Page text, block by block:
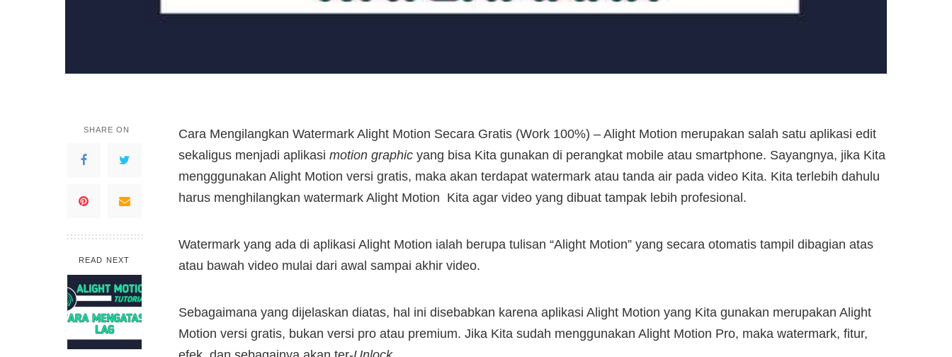
SHARE ON
READ NEXT
Cara Mengilangkan Watermark Alight Motion Secara Gratis (Work 100%) – Alight Motion merupakan salah satu aplikasi edit
sekaligus menjadi aplikasi motion graphic yang bisa Kita gunakan di perangkat mobile atau smartphone. Sayangnya, jika Kita
mengggunakan Alight Motion versi gratis, maka akan terdapat watermark atau tanda air pada video Kita. Kita terlebih dahulu
harus menghilangkan watermark Alight Motion Kita agar video yang dibuat tampak lebih profesional.
Watermark yang ada di aplikasi Alight Motion ialah berupa tulisan “Alight Motion” yang secara otomatis tampil dibagian atas
atau bawah video mulai dari awal sampai akhir video.
Sebagaimana yang dijelaskan diatas, hal ini disebabkan karena aplikasi Alight Motion yang Kita gunakan merupakan Alight
Motion versi gratis, bukan versi pro atau premium. Jika Kita sudah menggunakan Alight Motion Pro, maka watermark, fitur,